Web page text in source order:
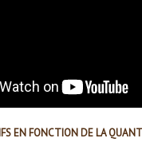
EN FONCTION DE LA